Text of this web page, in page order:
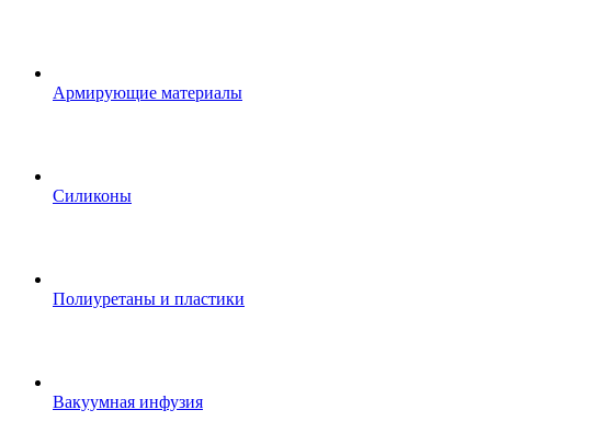
Армирующие материалы
Силиконы
Полиуретаны и пластики
Вакуумная инфузия